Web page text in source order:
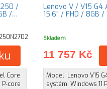
/
/…
Core
P-core
Lenovo V / V15 G4
15,6" / FHD / 8GB
Skladem
11 757 Kč
Model: Lenovo V15
systém: Windows 11